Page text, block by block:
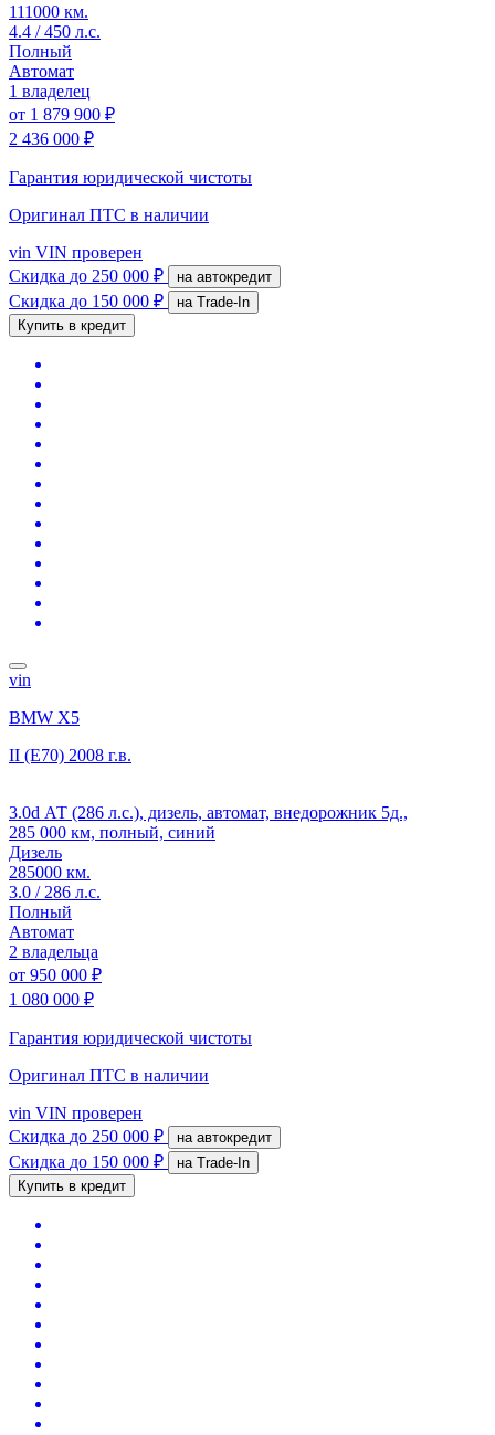
111000 км.
4.4 / 450 л.с.
Полный
Автомат
1 владелец
от 1 879 900 ₽
2 436 000 ₽
Гарантия юридической чистоты
Оригинал ПТС в наличии
vin VIN проверен
Скидка до 250 000 ₽ на автокредит
Скидка до 150 000 ₽
на Trade-In
Купить в кредит
vin
BMW X5
II (E70) 2008 г.в.
3.0d АТ (286 л.с.), дизель, автомат, внедорожник 5д.,
285 000 км, полный, синий
Дизель
285000 км.
3.0 / 286 л.с.
Полный
Автомат
2 владельца
от 950 000 ₽
1 080 000 ₽
Гарантия юридической чистоты
Оригинал ПТС в наличии
vin VIN проверен
Скидка до 250 000 ₽ на автокредит
Скидка до 150 000 ₽
на Trade-In
Купить в кредит